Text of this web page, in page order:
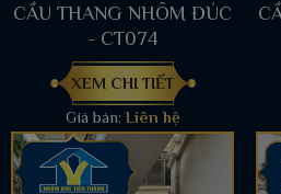
CẦU THANG NHÔM ĐÚC
- CT074
XEM CHI TIẾT
Giá bán: Liên hệ